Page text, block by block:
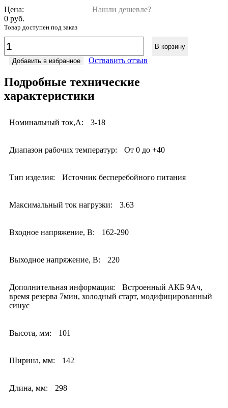
Цена:
Нашли дешевле?
0 руб.
Товар доступен под заказ
В корзину
Добавить в избранное
Оствавить отзыв
Подробные технические
характеристики
Номинальный ток,А: 3-18
Диапазон рабочих температур: От 0 до +40
Тип изделия: Источник бесперебойного питания
Максимальный ток нагрузки: 3.63
Входное напряжение, В: 162-290
Выходное напряжение, В: 220
Дополнительная информация:
Встроенный АКБ 9Ач,
время резерва 7мин, холодный старт, модифицированный
синус
Высота, мм: 101
Ширина, мм: 142
Длина, мм: 298